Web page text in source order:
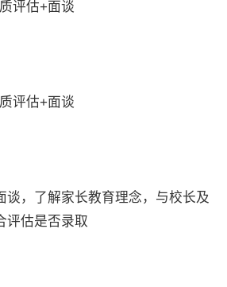
评估+面谈
评估+面谈
，了解家长教育理念，与校长及
评估是否录取